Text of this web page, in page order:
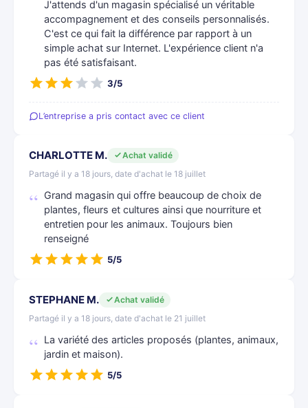
J'attends d'un magasin spécialisé un véritable
accompagnement et des conseils personnalisés.
C'est ce qui fait la différence par rapport à un
simple achat sur Internet. L'expérience client n'a
pas été satisfaisant.
3/5
L’entreprise a pris contact avec ce client
CHARLOTTE M.
Achat validé
Partagé il y a 18 jours, date d'achat le 18 juillet
Grand magasin qui offre beaucoup de choix de
plantes, fleurs et cultures ainsi que nourriture et
entretien pour les animaux. Toujours bien
renseigné
5/5
STEPHANE M.
Achat validé
Partagé il y a 18 jours, date d'achat le 21 juillet
La variété des articles proposés (plantes, animaux,
jardin et maison).
5/5